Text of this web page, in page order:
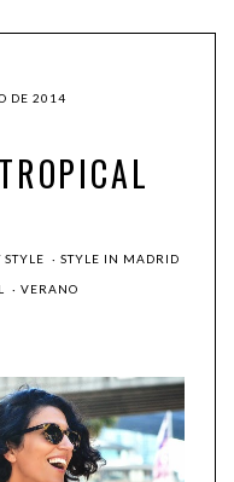
DE 2014
STYLE · STYLE IN MADRID
· VERANO